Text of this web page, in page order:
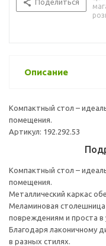
Описание
Компактный стол –
помещения.
Артикул: 192.292.53
Компактный стол –
помещения.
Металлический каркас
Меламиновая столешница
повреждениям и проста в
Благодаря лаконичному
в разных стилях.